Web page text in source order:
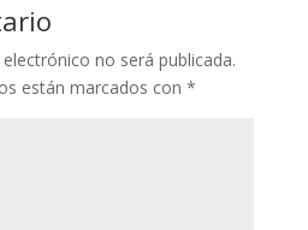
no será publicada.
están marcados con *